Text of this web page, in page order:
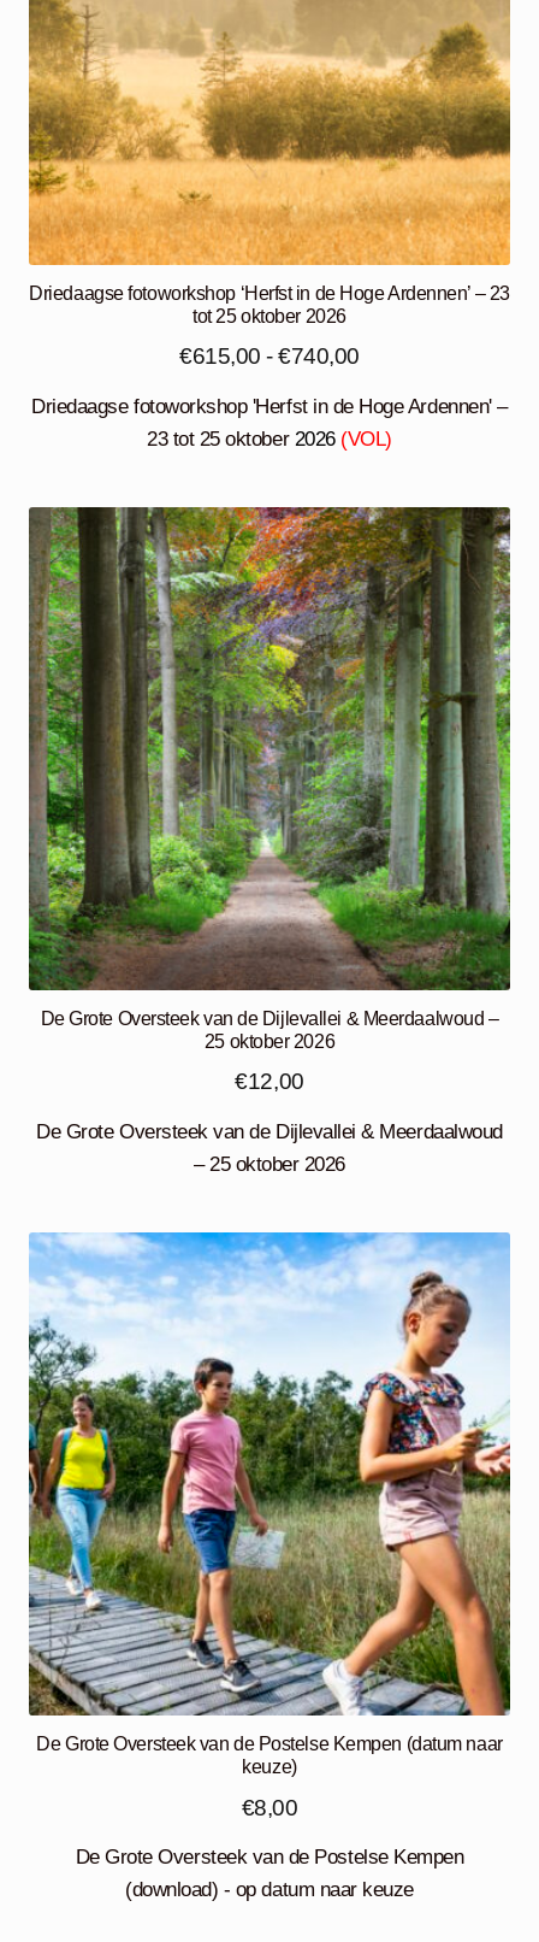
Driedaagse fotoworkshop ‘Herfst in de Hoge Ardennen’ – 23
tot 25 oktober 2026
€615,00 - €740,00
€615,00
tot
Driedaagse fotoworkshop 'Herfst in de Hoge Ardennen' –
23 tot 25 oktober 2026 (VOL)
De Grote Oversteek van de Dijlevallei & Meerdaalwoud –
25 oktober 2026
€12,00
De Grote Oversteek van de Dijlevallei & Meerdaalwoud
– 25 oktober 2026
De Grote Oversteek van de Postelse Kempen (datum naar
keuze)
€8,00
De Grote Oversteek van de Postelse Kempen
(download) - op datum naar keuze